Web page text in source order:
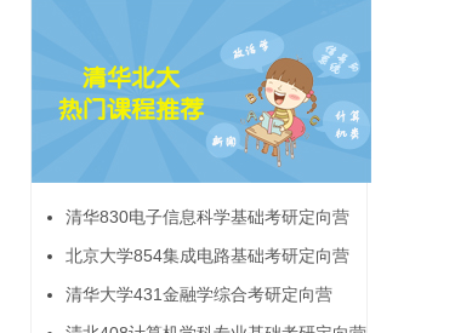
清华830电子信息科学基础考研定向营
北京大学854集成电路基础考研定向营
清华大学431金融学综合考研定向营